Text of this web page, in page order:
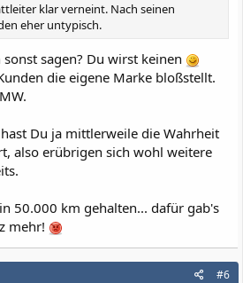
klar verneint. Nach seinen
eher untypisch.
sagen? Du wirst keinen
die eigene Marke bloßstellt.
Du ja mittlerweile die Wahrheit
also erübrigen sich wohl weitere
50.000 km gehalten... dafür gab's
mehr!
#6